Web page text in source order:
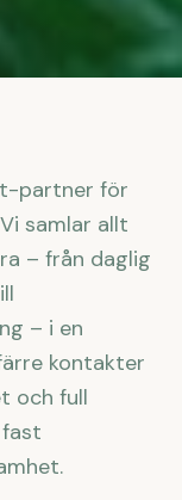
partner för
samlar allt
– från daglig
– i en
kontakter
och full